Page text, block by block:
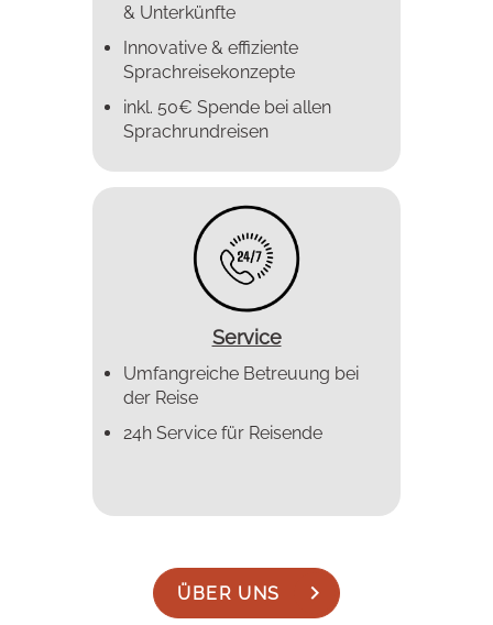
& Unterkünfte
Innovative & effiziente
Sprachreise­konzepte
inkl. 50€ Spende bei allen
Sprachrundreisen
Service
Umfangreiche Betreuung bei
der Reise
24h Service für Reisende
ÜBER UNS